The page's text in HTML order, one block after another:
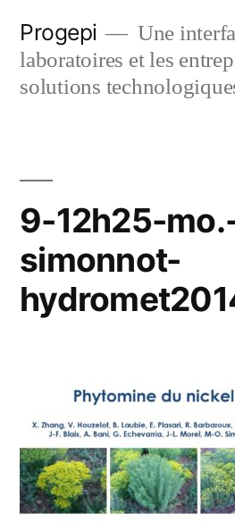
content
Progepi
Une
laboratoires et les
solutions
9-12h25-
simonnot-